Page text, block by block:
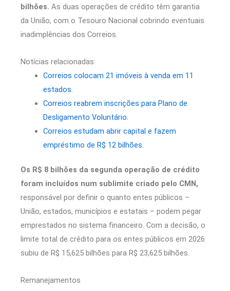
bilhões. As duas operações de crédito têm garantia
da União, com o Tesouro Nacional cobrindo eventuais
inadimplências dos Correios.
Notícias relacionadas:
Correios colocam 21 imóveis à venda em 11
estados.
Correios reabrem inscrições para Plano de
Desligamento Voluntário.
Correios estudam abrir capital e fazem
empréstimo de R$ 12 bilhões.
Os R$ 8 bilhões da segunda operação de crédito
foram incluídos num sublimite criado pelo CMN,
responsável por definir o quanto entes públicos –
União, estados, municípios e estatais – podem pegar
emprestados no sistema financeiro. Com a decisão, o
limite total de crédito para os entes públicos em 2026
subiu de R$ 15,625 bilhões para R$ 23,625 bilhões.
Remanejamentos